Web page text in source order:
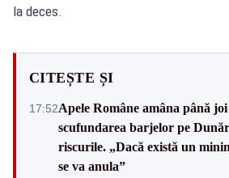
la deces.
CITEȘTE ȘI
17:52Apele Române amâna până
scufundarea barjelor pe
riscurile. „Dacă există un
se va anula”